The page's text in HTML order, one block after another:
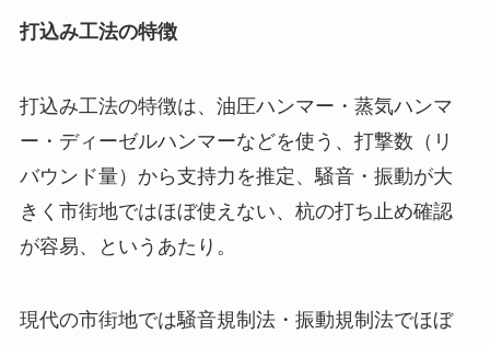
打込み工法の特徴
打込み工法の特徴は、油圧ハンマー・蒸気ハンマ
ー・ディーゼルハンマーなどを使う、打撃数（リ
バウンド量）から支持力を推定、騒音・振動が大
きく市街地ではほぼ使えない、杭の打ち止め確認
が容易、というあたり。
現代の市街地では騒音規制法・振動規制法でほぼ